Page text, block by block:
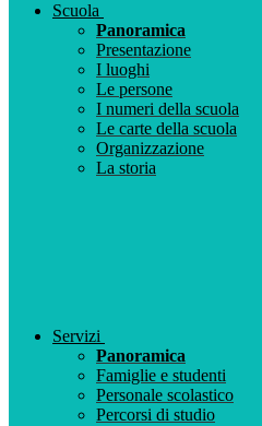
Scuola
Panoramica
Presentazione
I luoghi
Le persone
I numeri della scuola
Le carte della scuola
Organizzazione
La storia
Servizi
Panoramica
Famiglie e studenti
Personale scolastico
Percorsi di studio